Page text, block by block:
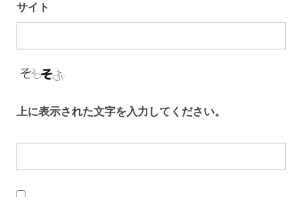
サイト
上に表示された文字を入力してください。